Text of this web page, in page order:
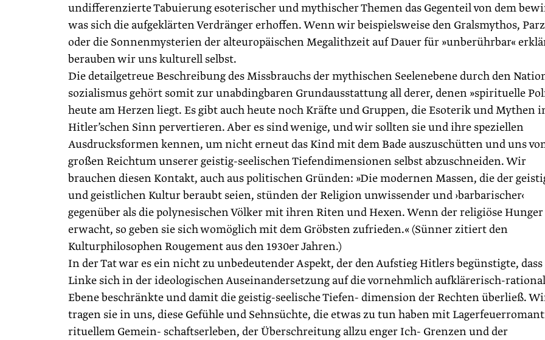
undifferenzierte Tabuierung esoterischer und mythischer Themen das Gegenteil von dem
was sich die aufgeklärten Verdränger erhoffen. Wenn wir beispielsweise den Gralsmythos,
oder die Sonnenmysterien der alteuropäischen Megalithzeit auf Dauer für »unberührbar«
berauben wir uns kulturell selbst.
Die detailgetreue Beschreibung des Missbrauchs der mythischen Seelenebene durch den
sozialismus gehört somit zur unabdingbaren Grundausstattung all derer, denen »spirituelle
heute am Herzen liegt. Es gibt auch heute noch Kräfte und Gruppen, die Esoterik und Mythen
Hitler’schen Sinn pervertieren. Aber es sind wenige, und wir sollten sie und ihre speziellen
Ausdrucksformen kennen, um nicht erneut das Kind mit dem Bade auszuschütten und uns
großen Reichtum unserer geistig-seelischen Tiefendimensionen selbst abzuschneiden. Wir
brauchen diesen Kontakt, auch aus politischen Gründen: »Die modernen Massen, die der
und geistlichen Kultur beraubt seien, stünden der Religion unwissender und ›barbarischer‹
gegenüber als die polynesischen Völker mit ihren Riten und Hexen. Wenn der religiöse Hunger
erwacht, so geben sie sich womöglich mit dem Gröbsten zufrieden.« (Sünner zitiert den
Kulturphilosophen Rougement aus den 1930er Jahren.)
In der Tat war es ein nicht zu unbedeutender Aspekt, der den Aufstieg Hitlers begünstigte,
Linke sich in der ideologischen Auseinandersetzung auf die vornehmlich aufklärerisch-
Ebene beschränkte und damit die geistig-seelische Tiefen- dimension der Rechten überließ.
tragen sie in uns, diese Gefühle und Sehnsüchte, die etwas zu tun haben mit
rituellem Gemein- schaftserleben, der Überschreitung allzu enger Ich- Grenzen und der